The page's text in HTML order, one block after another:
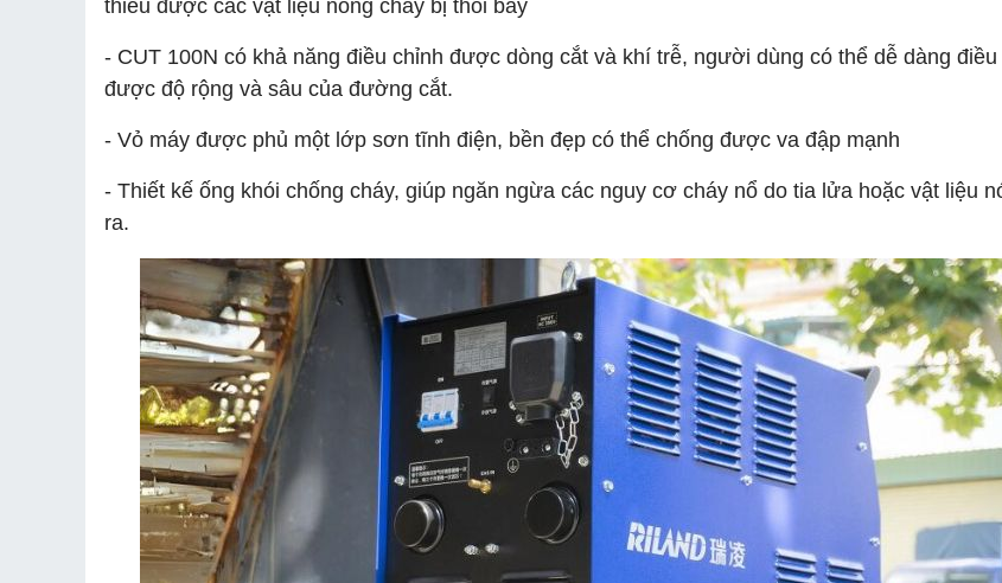
thiểu được các vật liệu nóng chảy bị thổi bay
- CUT 100N có khả năng điều chỉnh được dòng cắt và khí trễ, người dùng có thể dễ dàng
được độ rộng và sâu của đường cắt.
- Vỏ máy được phủ một lớp sơn tĩnh điện, bền đẹp có thể chống được va đập mạnh
- Thiết kế ống khói chống cháy, giúp ngăn ngừa các nguy cơ cháy nổ do tia lửa hoặc vật liệu
ra.